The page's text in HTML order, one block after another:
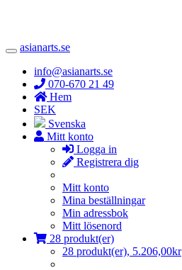
Toggle
Navigation
asianarts.se
info@asianarts.se
070-670 21 49
Hem
SEK
Svenska
Mitt konto
Logga in
Registrera dig
Mitt konto
Mina beställningar
Min adressbok
Mitt lösenord
28 produkt(er)
28 produkt(er), 5.206,00kr